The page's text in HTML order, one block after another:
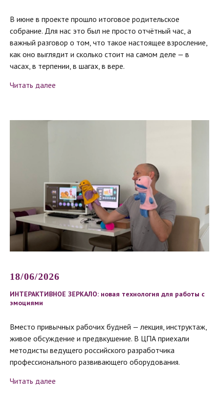
В июне в проекте прошло итоговое родительское
собрание. Для нас это был не просто отчётный час, а
важный разговор о том, что такое настоящее взросление,
как оно выглядит и сколько стоит на самом деле — в
часах, в терпении, в шагах, в вере.
Читать далее
18/06/2026
ИНТЕРАКТИВНОЕ ЗЕРКАЛО: новая технология для работы с
эмоциями
Вместо привычных рабочих будней — лекция, инструктаж,
живое обсуждение и предвкушение. В ЦПА приехали
методисты ведущего российского разработчика
профессионального развивающего оборудования.
Читать далее